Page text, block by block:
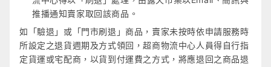
推播通知賣家取回該商品。
如「驗退」或「門市刷退」商品，賣家未按時依申請服務時
所設定之退貨週期及方式領回，超商物流中心人員得自行指
定貨運或宅配商，以貨到付運費之方式，將應退回之商品退